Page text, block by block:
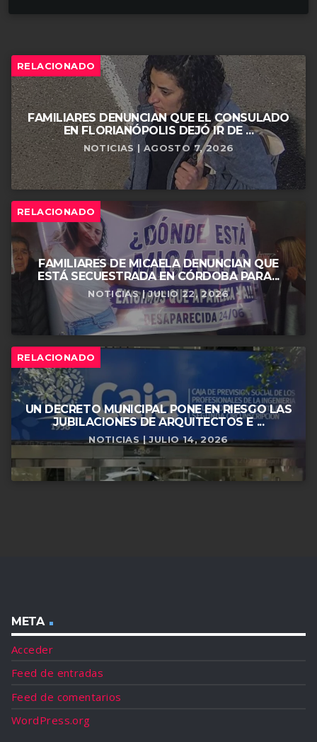
RELACIONADO
FAMILIARES DENUNCIAN QUE EL CONSULADO
EN FLORIANÓPOLIS DEJÓ IR DE ...
NOTICIAS | AGOSTO 7, 2026
RELACIONADO
FAMILIARES DE MICAELA DENUNCIAN QUE
ESTÁ SECUESTRADA EN CÓRDOBA PARA...
NOTICIAS | JULIO 22, 2026
RELACIONADO
UN DECRETO MUNICIPAL PONE EN RIESGO LAS
JUBILACIONES DE ARQUITECTOS E ...
NOTICIAS | JULIO 14, 2026
META
Acceder
Feed de entradas
Feed de comentarios
WordPress.org